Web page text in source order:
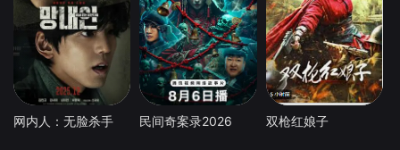
网内人：无脸杀手 民间奇案录2026 双枪红娘子